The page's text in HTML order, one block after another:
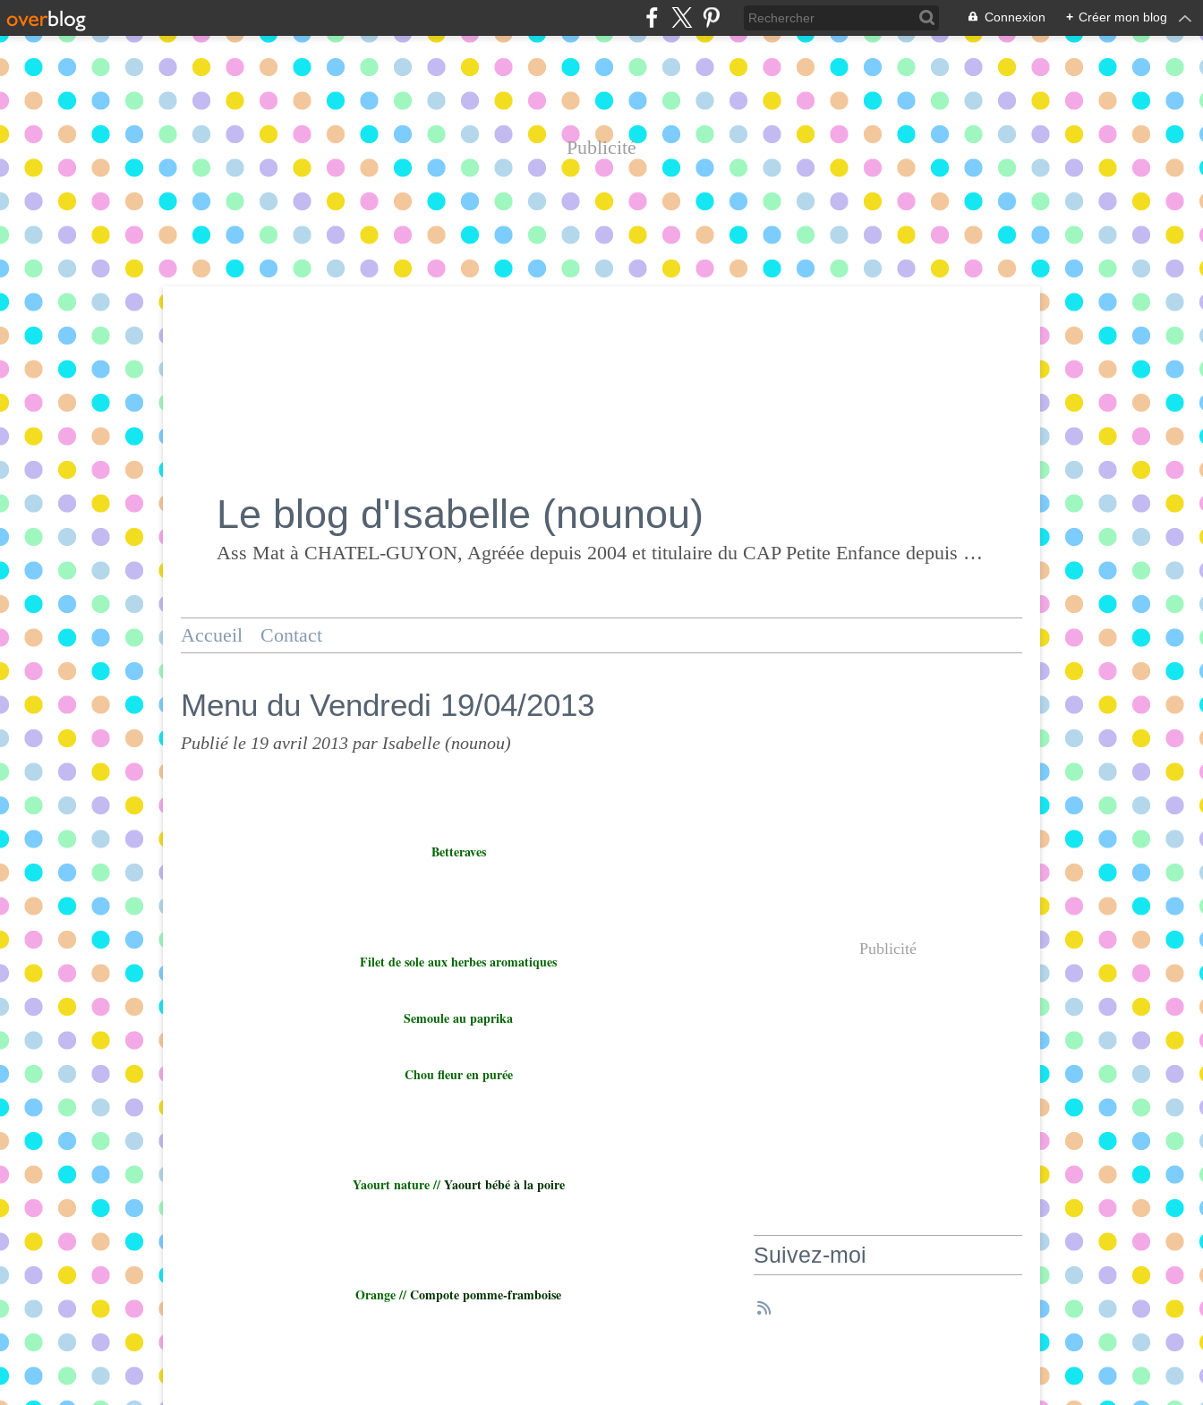
Connexion + Créer mon blog
Publicité
Le blog d'Isabelle (nounou)
Ass Mat à CHATEL-GUYON, Agréée depuis 2004 et titulaire du CAP Petite Enfance depuis 2017, BONNE VISITE !!!
Accueil Contact
Menu du Vendredi 19/04/2013
Publié le 19 avril 2013 par Isabelle (nounou)
Betteraves
Filet de sole aux herbes aromatiques
Semoule au paprika
Chou fleur en purée
Yaourt nature //Yaourt bébé à la poire
Orange //Compote pomme-framboise
Publicité
Suivez-moi